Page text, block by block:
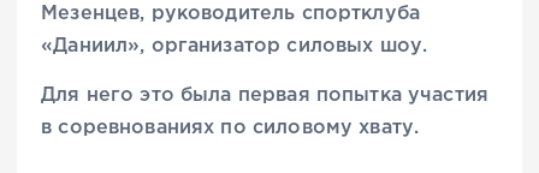
Мезенцев, руководитель спортклуба
«Даниил», организатор силовых шоу.
Для него это была первая попытка участия
в соревнованиях по силовому хвату.